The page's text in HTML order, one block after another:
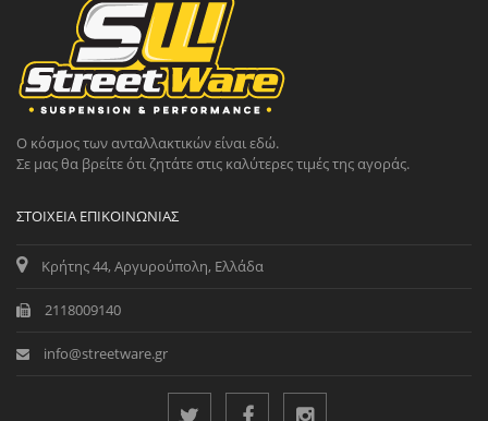
Ο κόσμος των ανταλλακτικών είναι εδώ.
Σε μας θα βρείτε ότι ζητάτε στις καλύτερες τιμές της αγοράς.
ΣΤΟΙΧΕΊΑ ΕΠΙΚΟΙΝΩΝΊΑΣ
Κρήτης 44, Αργυρούπολη, Ελλάδα
2118009140
info@streetware.gr